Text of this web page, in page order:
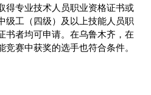
得‌专业技术人员职业资格证书‌或‌
级工（四级）及以上‌技能人员职
书者均可申请。在乌鲁木齐，‌在
赛中获奖‌的选手也符合条件。‌‌